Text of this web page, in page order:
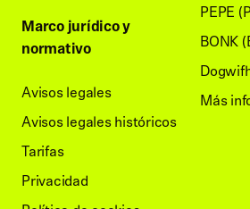
Marco jurídico y
normativo
Avisos legales
Avisos legales históricos
Tarifas
Privacidad
PEPE
BONK
Más